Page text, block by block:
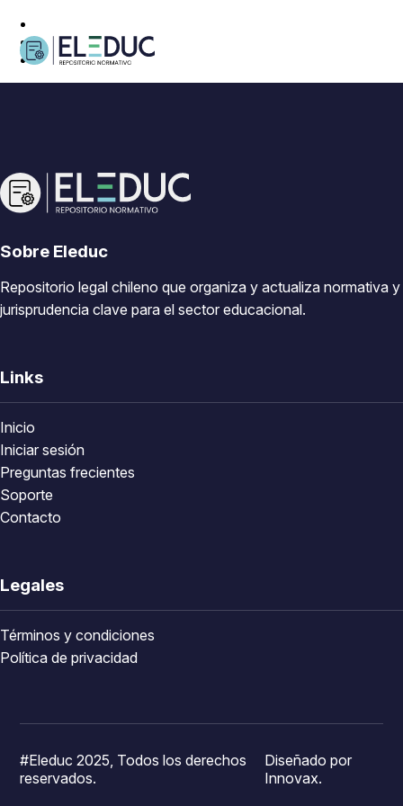
Sobre Eleduc
Repositorio legal chileno que organiza y actualiza normativa y
jurisprudencia clave para el sector educacional.
Links
Inicio
Iniciar sesión
Preguntas frecientes
Soporte
Contacto
Legales
Términos y condiciones
Política de privacidad
#Eleduc 2025, Todos los derechos
reservados.
Diseñado por
Innovax.